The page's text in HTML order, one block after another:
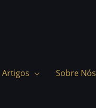
Artigos Sobre Nós